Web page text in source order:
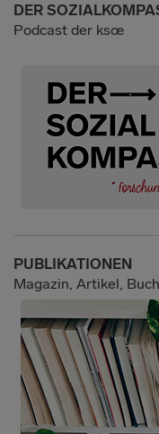
DER
Podcast der ksœ
PUBLIKATIONEN
Magazin, Artikel,